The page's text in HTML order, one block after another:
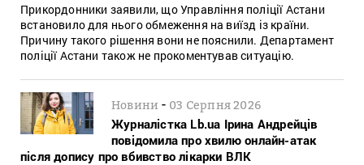
Прикордонники заявили, що Управління поліції Астани
встановило для нього обмеження на виїзд із країни.
Причину такого рішення вони не пояснили. Департамент
поліції Астани також не прокоментував ситуацію.
Новини - 03 Серпня 2026
Журналістка Lb.ua Ірина Андрейців
повідомила про хвилю онлайн-атак
після допису про вбивство лікарки ВЛК